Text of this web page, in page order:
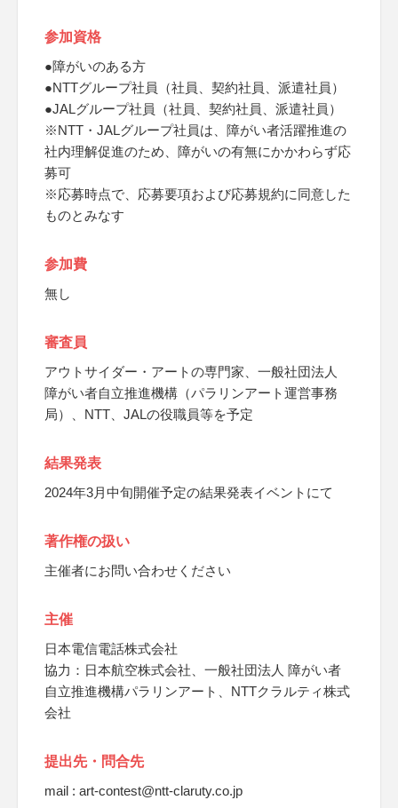
参加資格
●障がいのある方
●NTTグループ社員（社員、契約社員、派遣社員）
●JALグループ社員（社員、契約社員、派遣社員）
※NTT・JALグループ社員は、障がい者活躍推進の
社内理解促進のため、障がいの有無にかかわらず応
募可
※応募時点で、応募要項および応募規約に同意した
ものとみなす
参加費
無し
審査員
アウトサイダー・アートの専門家、一般社団法人
障がい者自立推進機構（パラリンアート運営事務
局）、NTT、JALの役職員等を予定
結果発表
2024年3月中旬開催予定の結果発表イベントにて
著作権の扱い
主催者にお問い合わせください
主催
日本電信電話株式会社
協力：日本航空株式会社、一般社団法人 障がい者
自立推進機構パラリンアート、NTTクラルティ株式
会社
提出先・問合先
mail : art-contest@ntt-claruty.co.jp